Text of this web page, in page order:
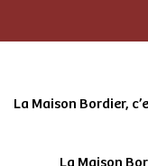
La Maison Bordier,